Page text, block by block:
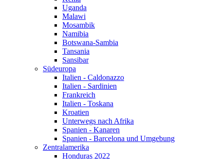
Uganda
Malawi
Mosambik
Namibia
Botswana-Sambia
Tansania
Sansibar
Südeuropa
Italien - Caldonazzo
Italien - Sardinien
Frankreich
Italien - Toskana
Kroatien
Unterwegs nach Afrika
Spanien - Kanaren
Spanien - Barcelona und Umgebung
Zentralamerika
Honduras 2022